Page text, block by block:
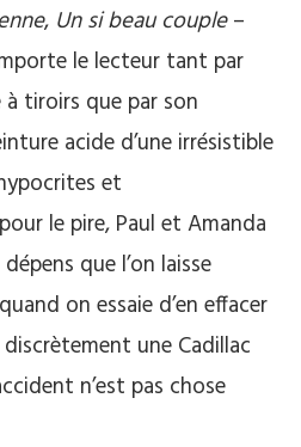
, Un si beau couple–
le lecteur tant par
tiroirs que par son
acide d’une irrésistible
et
le pire, Paul et Amanda
que l’on laisse
on essaie d’en effacer
discrètement une Cadillac
n’est pas chose